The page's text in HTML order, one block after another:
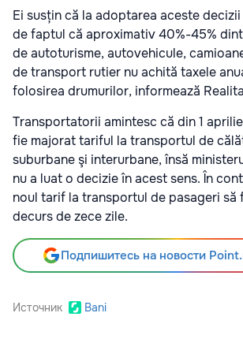
Ei susțin că la adoptarea aceste
de faptul că aproximativ 40%-45%
de autoturisme, autovehicule,
de transport rutier nu achită taxele
folosirea drumurilor, informează
Transportatorii amintesc că din 1
fie majorat tariful la transportul de
suburbane şi interurbane, însă
nu a luat o decizie în acest sens. În
noul tarif la transportul de pasageri să
decurs de zece zile.
Подпишитесь на новости
Источник Bani